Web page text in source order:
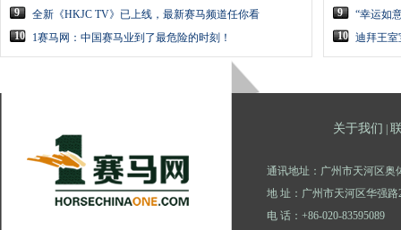
9
全新《HKJC TV》已上线，最新赛马频道任你看
10
1赛马网：中国赛马业到了最危险的时刻！
9
“幸运如
10 迪拜王室
关于我们
通讯地址：广州市天河区奥
地 址：广州市天河区华强路
电 话：+86-020-83595089